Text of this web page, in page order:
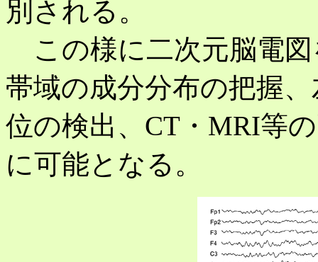
別される。
この様に二次元脳電
帯域の成分分布の把握
位の検出、CT・MRI等
に可能となる。